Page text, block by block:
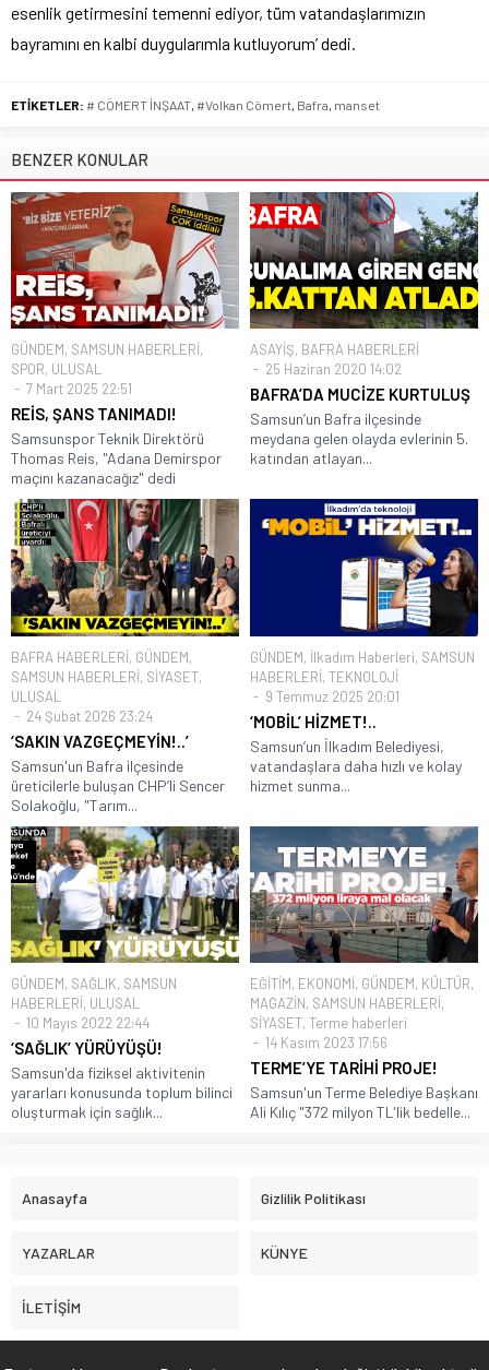
esenlik getirmesini temenni ediyor, tüm vatandaşlarımızın
bayramını en kalbi duygularımla kutluyorum’ dedi.
ETİKETLER: # CÖMERT İNŞAAT #Volkan Cömert Bafra manset
BENZER KONULAR
GÜNDEM, SAMSUN HABERLERİ,
SPOR, ULUSAL
7 Mart 2025 22:51
REİS, ŞANS TANIMADI!
Samsunspor Teknik Direktörü
Thomas Reis, "Adana Demirspor
maçını kazanacağız" dedi
ASAYİŞ, BAFRA HABERLERİ
25 Haziran 2020 14:02
BAFRA’DA MUCİZE KURTULUŞ
Samsun’un Bafra ilçesinde
meydana gelen olayda evlerinin 5.
katından atlayan...
BAFRA HABERLERİ, GÜNDEM,
SAMSUN HABERLERİ, SİYASET,
ULUSAL
24 Şubat 2026 23:24
‘SAKIN VAZGEÇMEYİN!..’
Samsun'un Bafra ilçesinde
üreticilerle buluşan CHP’li Sencer
Solakoğlu, "Tarım...
GÜNDEM, İlkadım Haberleri, SAMSUN
HABERLERİ, TEKNOLOJİ
9 Temmuz 2025 20:01
‘MOBİL’ HİZMET!..
Samsun’un İlkadım Belediyesi,
vatandaşlara daha hızlı ve kolay
hizmet sunma...
GÜNDEM, SAĞLIK, SAMSUN
HABERLERİ, ULUSAL
10 Mayıs 2022 22:44
‘SAĞLIK’ YÜRÜYÜŞÜ!
Samsun'da fiziksel aktivitenin
yararları konusunda toplum bilinci
oluşturmak için sağlık...
EĞİTİM, EKONOMİ, GÜNDEM, KÜLTÜR,
MAGAZİN, SAMSUN HABERLERİ,
SİYASET, Terme haberleri
14 Kasım 2023 17:56
TERME’YE TARİHİ PROJE!
Samsun'un Terme Belediye Başkanı
Ali Kılıç "372 milyon TL'lik bedelle...
Anasayfa Gizlilik Politikası
YAZARLAR KÜNYE
İLETİŞİM